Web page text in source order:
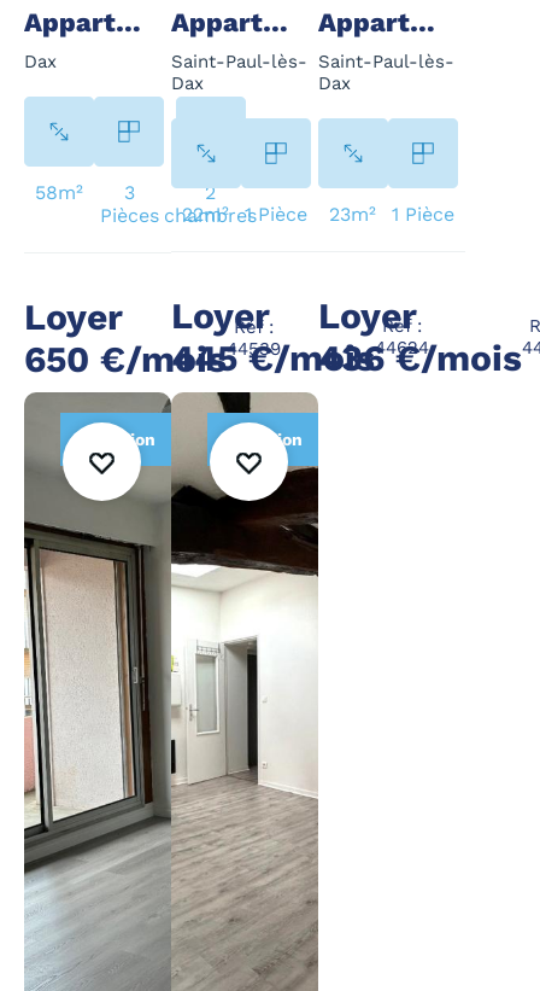
Appartement - 3 Pièce(s) - 58 m²
Dax
58m²
3
Pièces
2
chambres
Loyer
650 €/mois
Réf :
44539
Appartement - 1 Pièce(s) - 22 m²
Saint-Paul-lès-
Dax
22m² 1 Pièce
Loyer
445 €/mois
Réf :
44624
Appartement - 1 Pièce(s) - 23 m²
Saint-Paul-lès-
Dax
23m² 1 Pièce
Loyer
436 €/mois
Location Location